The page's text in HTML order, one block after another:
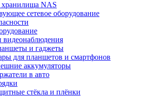
хранилища NAS
сетевое оборудование
видеонаблюдения
и гаджеты
для планшетов и смартфонов
аккумуляторы
в авто
стёкла и плёнки